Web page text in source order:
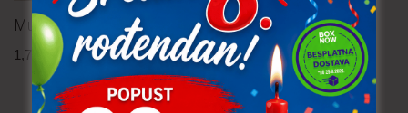
Muslin 0.50 m
1,70 uključ. PDV po metru